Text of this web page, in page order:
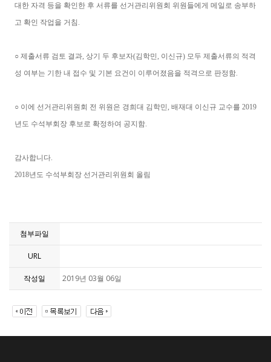
대한 자격 등을 확인한 후 서류를 선거관리위원회 위원들에게 메일로 송부하
고 확인 작업을 거침.
○ 제출서류 검토 결과, 상기 두 후보자(김학민, 이신규) 모두 제출서류의 적격
성 여부는 기한 내 접수 및 기본 요건이 이루어졌음을 적격으로 판정함.
○ 이에 선거관리위원회 전 위원은 경희대 김학민, 배재대 이신규 교수를 2019
년도 수석부회장 후보로 확정하여 공지함.
감사합니다.
2018년도 수석부회장 선거관리위원회 올림
첨부파일
URL
작성일 2019년 03월 06일